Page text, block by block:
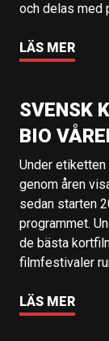
och delas med
LÄS MER
SVENSK
BIO
Under
genom åren
sedan starten
programmet.
de bästa
filmfestivaler
LÄS MER